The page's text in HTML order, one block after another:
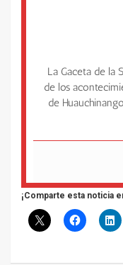
La Gaceta de la
de los
de
¡Comparte esta noticia